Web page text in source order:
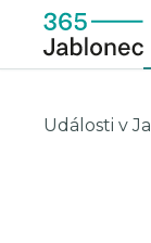
Události v